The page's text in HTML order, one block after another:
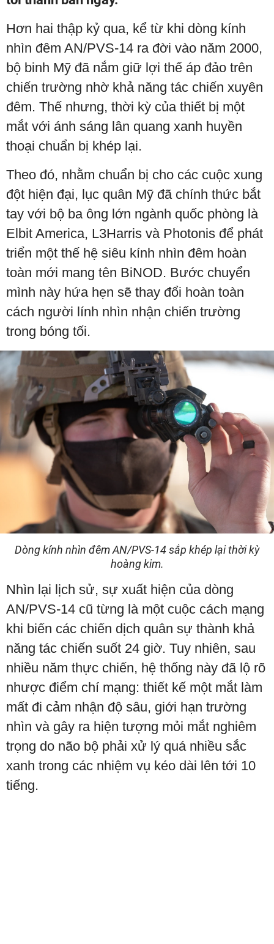
Hơn hai thập kỷ qua, kể từ khi dòng kính
nhìn đêm AN/PVS-14 ra đời vào năm 2000,
bộ binh Mỹ đã nắm giữ lợi thế áp đảo trên
chiến trường nhờ khả năng tác chiến xuyên
đêm. Thế nhưng, thời kỳ của thiết bị một
mắt với ánh sáng lân quang xanh huyền
thoại chuẩn bị khép lại.
Theo đó, nhằm chuẩn bị cho các cuộc xung
đột hiện đại, lục quân Mỹ đã chính thức bắt
tay với bộ ba ông lớn ngành quốc phòng là
Elbit America, L3Harris và Photonis để phát
triển một thế hệ siêu kính nhìn đêm hoàn
toàn mới mang tên BiNOD. Bước chuyển
mình này hứa hẹn sẽ thay đổi hoàn toàn
cách người lính nhìn nhận chiến trường
trong bóng tối.
Dòng kính nhìn đêm AN/PVS-14 sắp khép lại thời kỳ
hoàng kim.
Nhìn lại lịch sử, sự xuất hiện của dòng
AN/PVS-14 cũ từng là một cuộc cách mạng
khi biến các chiến dịch quân sự thành khả
năng tác chiến suốt 24 giờ. Tuy nhiên, sau
nhiều năm thực chiến, hệ thống này đã lộ rõ
nhược điểm chí mạng: thiết kế một mắt làm
mất đi cảm nhận độ sâu, giới hạn trường
nhìn và gây ra hiện tượng mỏi mắt nghiêm
trọng do não bộ phải xử lý quá nhiều sắc
xanh trong các nhiệm vụ kéo dài lên tới 10
tiếng.